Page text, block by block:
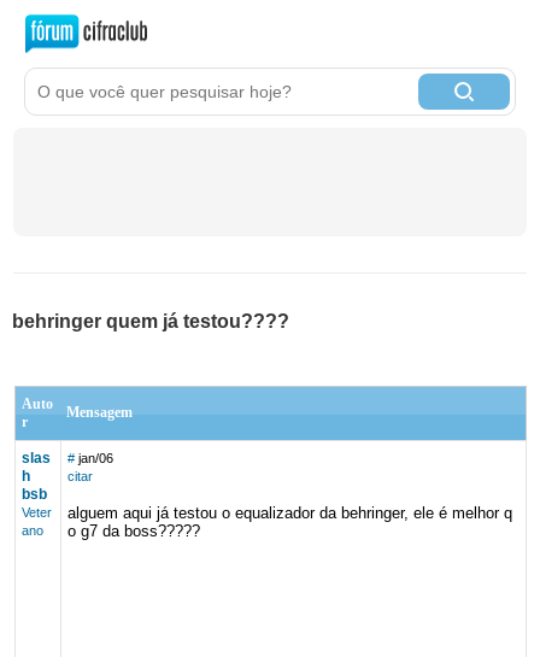
behringer quem já testou????
Auto
r
Mensagem
slas
h
bsb
Veter
ano
# jan/06
citar
alguem aqui já testou o equalizador da behringer, ele é melhor q
o g7 da boss?????